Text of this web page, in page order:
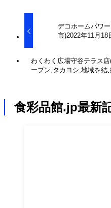
デコホームパワ
市)2022年11月18
わくわく広場守谷テラス
ープン,タカヨシ,地域を結
食彩品館.jp最新